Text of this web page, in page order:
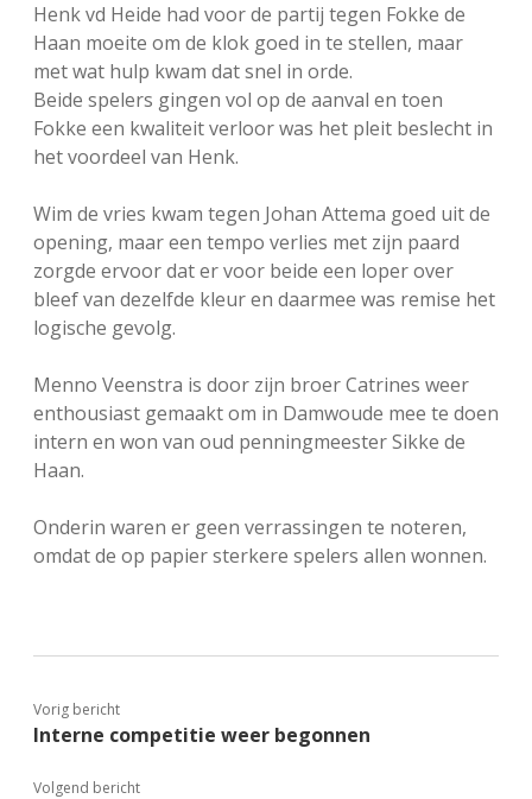
Henk vd Heide had voor de partij tegen Fokke de
Haan moeite om de klok goed in te stellen, maar
met wat hulp kwam dat snel in orde.
Beide spelers gingen vol op de aanval en toen
Fokke een kwaliteit verloor was het pleit beslecht in
het voordeel van Henk.
Wim de vries kwam tegen Johan Attema goed uit de
opening, maar een tempo verlies met zijn paard
zorgde ervoor dat er voor beide een loper over
bleef van dezelfde kleur en daarmee was remise het
logische gevolg.
Menno Veenstra is door zijn broer Catrines weer
enthousiast gemaakt om in Damwoude mee te doen
intern en won van oud penningmeester Sikke de
Haan.
Onderin waren er geen verrassingen te noteren,
omdat de op papier sterkere spelers allen wonnen.
Vorig bericht
Interne competitie weer begonnen
Volgend bericht